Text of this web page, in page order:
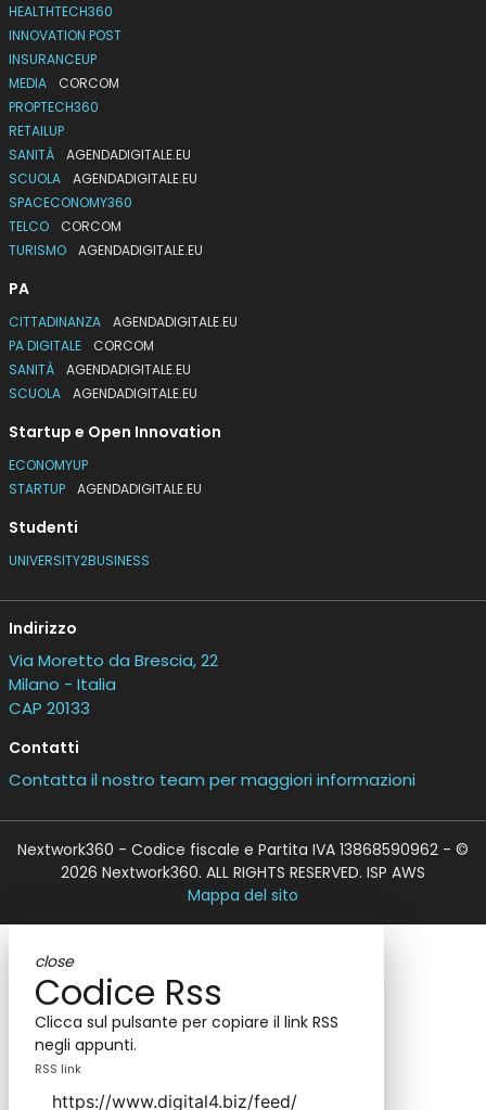
HEALTHTECH360
INNOVATION POST
INSURANCEUP
MEDIA
CORCOM
PROPTECH360
RETAILUP
SANITÀ
AGENDADIGITALE.EU
SCUOLA
AGENDADIGITALE.EU
SPACECONOMY360
TELCO
CORCOM
TURISMO
AGENDADIGITALE.EU
PA
CITTADINANZA
AGENDADIGITALE.EU
PA DIGITALE
CORCOM
SANITÀ
AGENDADIGITALE.EU
SCUOLA
AGENDADIGITALE.EU
Startup e Open Innovation
ECONOMYUP
STARTUP
AGENDADIGITALE.EU
Studenti
UNIVERSITY2BUSINESS
Indirizzo
Via Moretto da Brescia, 22
Milano - Italia
CAP 20133
Contatti
Contatta il nostro team per maggiori informazioni
Nextwork360 - Codice fiscale e Partita IVA 13868590962 - ©
2026 Nextwork360. ALL RIGHTS RESERVED. ISP AWS
Mappa del sito
close
Codice Rss
Clicca sul pulsante per copiare il link RSS
negli appunti.
RSS link